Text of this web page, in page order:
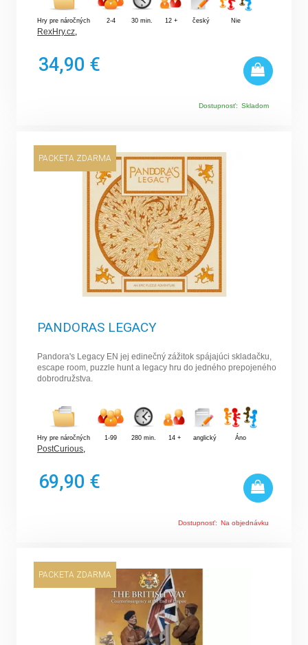
Hry pre náročných 2-4 30 min. 12 + český Nie
RexHry.cz,
34,90 €
Dostupnosť: Skladom
PACKETA ZDARMA
PANDORAS LEGACY
Pandora's Legacy EN jej edinečný zážitok spájajúci skladačku,
escape room, puzzle hunt a legacy hru do jedného prepojeného
dobrodružstva.
Hry pre náročných 1-99 280 min. 14 + anglický Áno
PostCurious
69,90 €
Dostupnosť: Na objednávku
PACKETA ZDARMA